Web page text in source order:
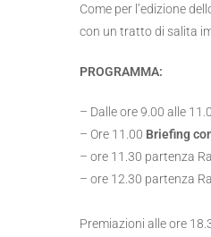
Come per l’edizione
con un tratto di salita
PROGRAMMA:
– Dalle ore 9.00 alle
– Ore 11.00 Briefing
– ore 11.30 partenza
– ore 12.30 partenza
Premiazioni alle ore